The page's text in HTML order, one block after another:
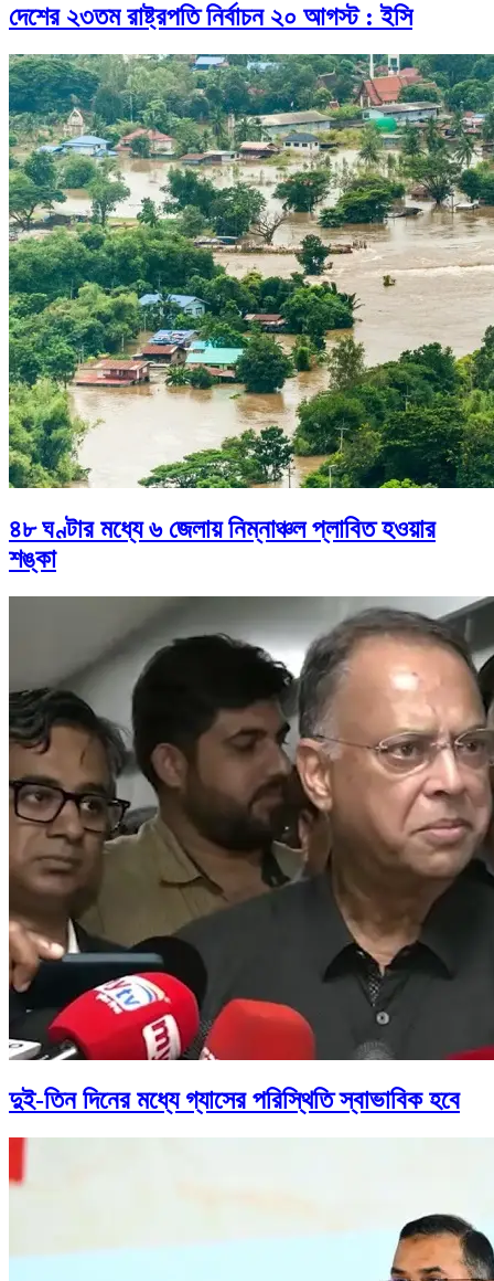
দেশের ২৩তম রাষ্ট্রপতি নির্বাচন ২০ আগস্ট : ইসি
৪৮ ঘণ্টার মধ্যে ৬ জেলায় নিম্নাঞ্চল প্লাবিত হওয়ার
শঙ্কা
দুই-তিন দিনের মধ্যে গ্যাসের পরিস্থিতি স্বাভাবিক হবে